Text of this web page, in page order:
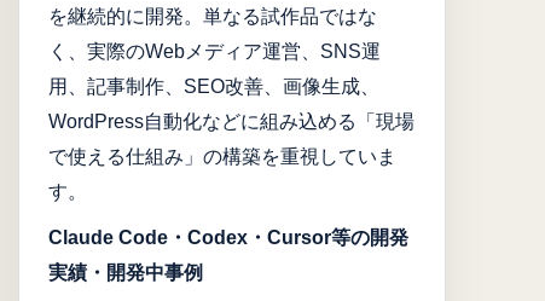
を継続的に開発。単なる試作品ではな
く、実際のWebメディア運営、SNS運
用、記事制作、SEO改善、画像生成、
WordPress自動化などに組み込める「現場
で使える仕組み」の構築を重視していま
す。
Claude Code・Codex・Cursor等の開発
実績・開発中事例